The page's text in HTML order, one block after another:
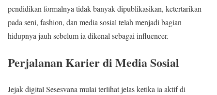
pendidikan formalnya tidak banyak dipublikasikan, ketertarikan
pada seni, fashion, dan media sosial telah menjadi bagian
hidupnya jauh sebelum ia dikenal sebagai influencer.
Perjalanan Karier di Media Sosial
Jejak digital Sesesvana mulai terlihat jelas ketika ia aktif di